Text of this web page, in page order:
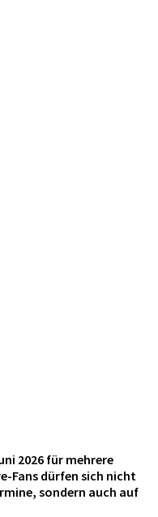
2026 für mehrere
Fans dürfen sich nicht
sondern auch auf